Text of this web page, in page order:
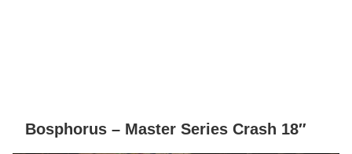
Bosphorus – Master Series Crash 18″